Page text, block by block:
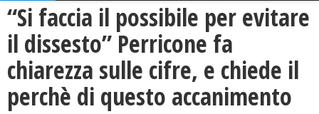
“Si faccia il possibile per evitare
il dissesto” Perricone fa
chiarezza sulle cifre, e chiede il
perchè di questo accanimento